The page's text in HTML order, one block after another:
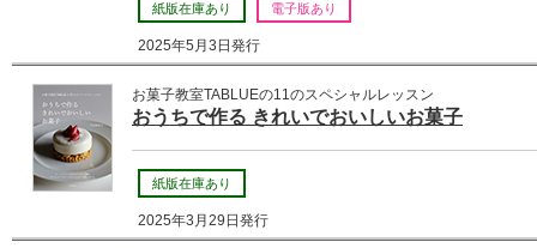
紙版在庫あり 電子版あり
2025年5月3日発行
お菓子教室TABLUEの11のスペシャルレッスン
おうちで作る きれいでおいしいお菓子
紙版在庫あり
2025年3月29日発行